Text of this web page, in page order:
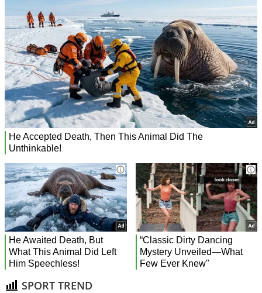
SPORT TREND